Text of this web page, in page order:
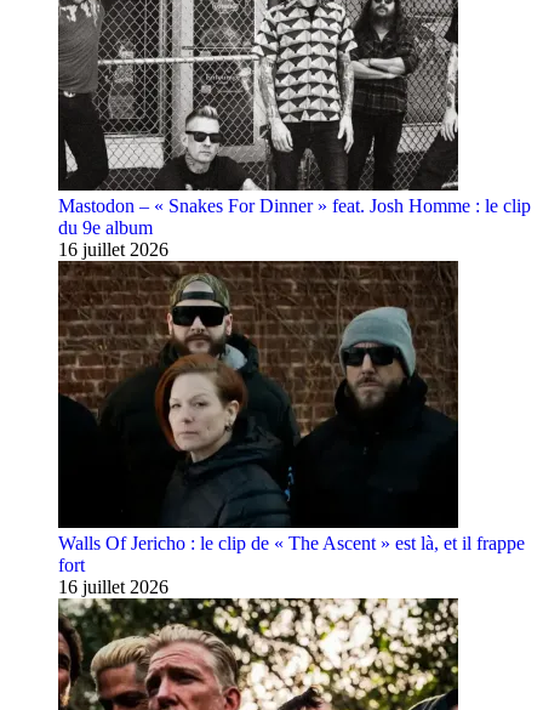
Mastodon – « Snakes For Dinner » feat. Josh Homme : le clip
du 9e album
16 juillet 2026
Walls Of Jericho : le clip de « The Ascent » est là, et il frappe
fort
16 juillet 2026